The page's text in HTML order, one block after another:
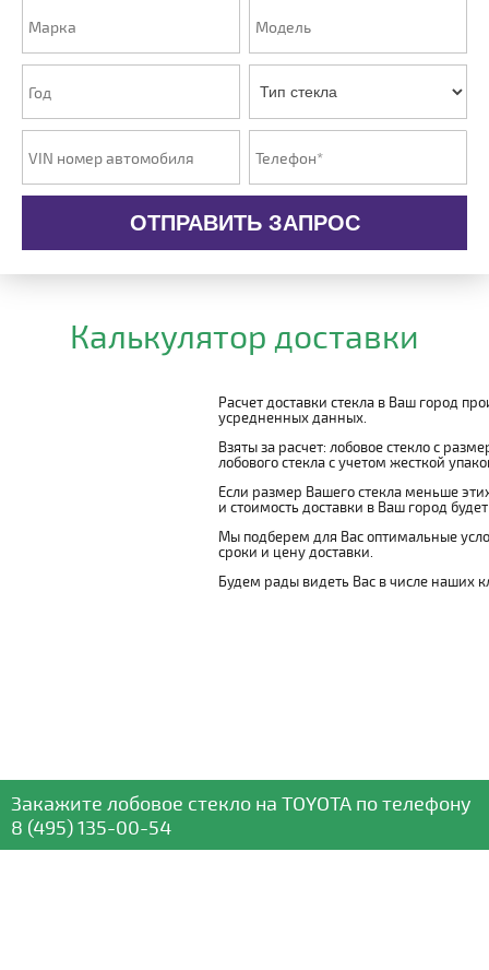
ОТПРАВИТЬ ЗАПРОС
Калькулятор доставки
Расчет доставки стекла в Ваш город
усредненных данных.
Взяты за расчет: лобовое стекло с
лобового стекла с учетом жесткой
Если размер Вашего стекла меньше
и стоимость доставки в Ваш город
Мы подберем для Вас оптимальные
сроки и цену доставки.
Будем рады видеть Вас в числе наших
Закажите лобовое стекло на TOYOTA по телефону
8 (495) 135-00-54